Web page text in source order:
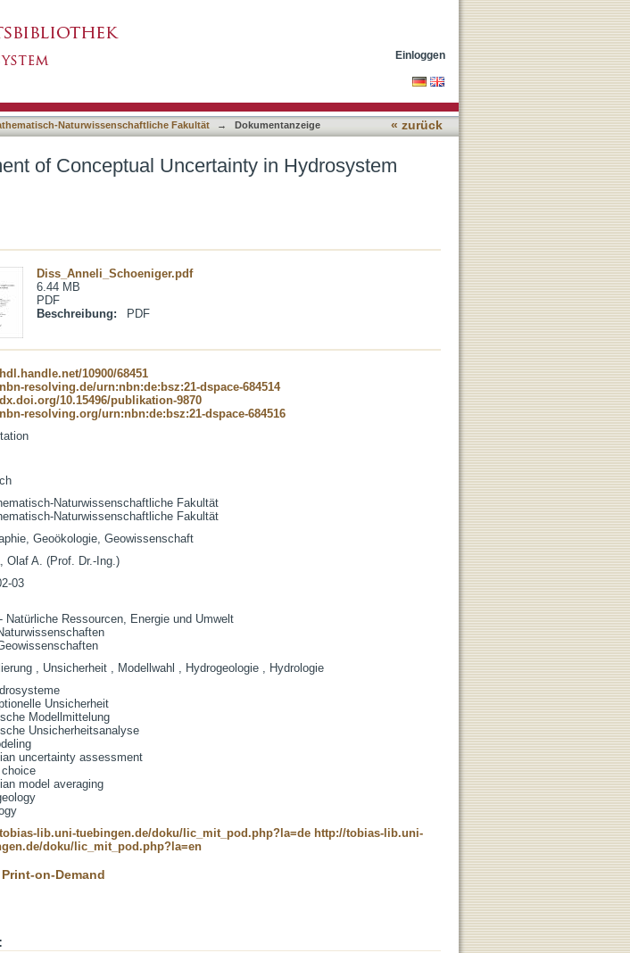
Einloggen
Naturwissenschaftliche Fakultät → Dokumentanzeige « zurück
of Conceptual Uncertainty in Hydrosystem
Diss_Anneli_Schoeniger.pdf
6.44 MB
PDF
Beschreibung:
PDF
10900/68451
resolving.de/urn:nbn:de:bsz:21-dspace-684514
10.15496/publikation-9870
resolving.org/urn:nbn:de:bsz:21-dspace-684516
Naturwissenschaftliche Fakultät
Naturwissenschaftliche Fakultät
Geoökologie, Geowissenschaft
Olaf A. (Prof. Dr.-Ing.)
03
Natürliche Ressourcen, Energie und Umwelt
, Unsicherheit , Modellwahl , Hydrogeologie , Hydrologie
Unsicherheit
Modellmittelung
Unsicherheitsanalyse
uncertainty assessment
model averaging
lib.uni-tuebingen.de/doku/lic_mit_pod.php?la=de http://tobias-lib.uni-
doku/lic_mit_pod.php?la=en
Print-on-Demand